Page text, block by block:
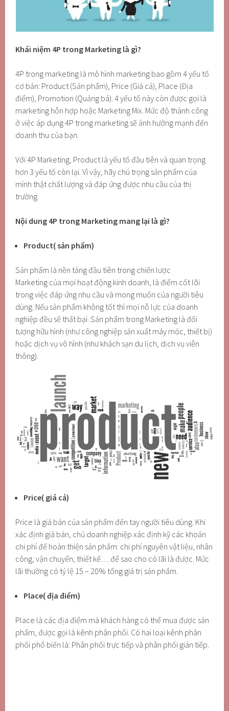
Khái niệm 4P trong Marketing là gì?
4P trong marketing là mô hình marketing bao gồm 4 yếu tố
cơ bản: Product (Sản phẩm), Price (Giá cả), Place (Địa
điểm), Promotion (Quảng bá). 4 yếu tố này còn được gọi là
marketing hỗn hợp hoặc Marketing Mix. Mức độ thành công
ở việc áp dụng 4P trong marketing sẽ ảnh hưởng mạnh đến
doanh thu của bạn.
Với 4P Marketing, Product là yếu tố đầu tiên và quan trọng
hơn 3 yếu tố còn lại. Vì vậy, hãy chú trọng sản phẩm của
mình thật chất lượng và đáp ứng được nhu cầu của thị
trường.
Nội dung 4P trong Marketing mang lại là gì?
Product( sản phẩm)
Sản phẩm là nền tảng đầu tiên trong chiến lược
Marketing của mọi hoạt động kinh doanh, là điểm cốt lõi
trong việc đáp ứng nhu cầu và mong muốn của người tiêu
dùng. Nếu sản phẩm không tốt thì mọi nỗ lực của doanh
nghiệp đều sẽ thất bại. Sản phẩm trong Marketing là đối
tượng hữu hình (như công nghiệp sản xuất máy móc, thiết bị)
hoặc dịch vụ vô hình (như khách sạn du lịch, dịch vụ viễn
thông).
Price( giá cả)
Price là giá bán của sản phẩm đến tay người tiêu dùng. Khi
xác định giá bán, chủ doanh nghiệp xác định kỹ các khoản
chi phí để hoàn thiện sản phẩm: chi phí nguyên vật liệu, nhân
công, vận chuyển, thiết kế… để sao cho có lãi là được. Mức
lãi thường có tỷ lệ 15 – 20% tổng giá trị sản phẩm.
Place( địa điểm)
Place là các địa điểm mà khách hàng có thể mua được sản
phẩm, được gọi là kênh phân phối. Có hai loại kênh phân
phối phổ biến là: Phân phối trực tiếp và phân phối gián tiếp.